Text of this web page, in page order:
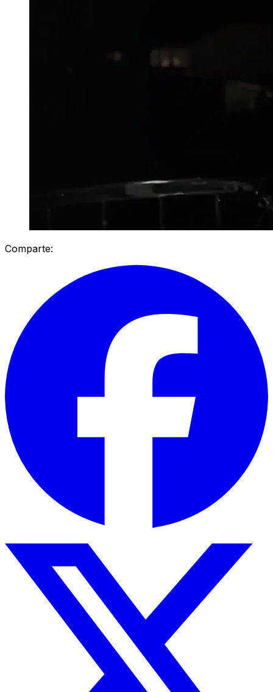
Comparte: